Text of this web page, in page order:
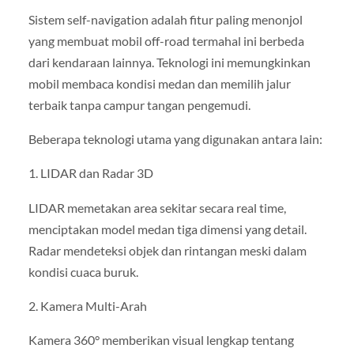
Sistem self-navigation adalah fitur paling menonjol
yang membuat mobil off-road termahal ini berbeda
dari kendaraan lainnya. Teknologi ini memungkinkan
mobil membaca kondisi medan dan memilih jalur
terbaik tanpa campur tangan pengemudi.
Beberapa teknologi utama yang digunakan antara lain:
1. LIDAR dan Radar 3D
LIDAR memetakan area sekitar secara real time,
menciptakan model medan tiga dimensi yang detail.
Radar mendeteksi objek dan rintangan meski dalam
kondisi cuaca buruk.
2. Kamera Multi-Arah
Kamera 360° memberikan visual lengkap tentang